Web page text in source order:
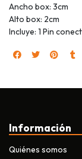
Ancho box: 3cm
Alto box: 2cm
Incluye: 1 Pin
Información
Quiénes somos